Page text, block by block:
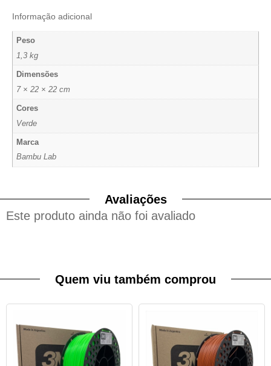
Informação adicional
Peso
1,3 kg
Dimensões
7 × 22 × 22 cm
Cores
Verde
Marca
Bambu Lab
Avaliações
Este produto ainda não foi avaliado
Quem viu também comprou